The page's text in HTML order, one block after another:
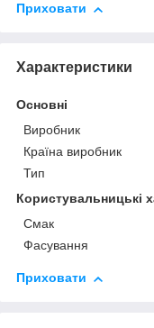
Приховати
Характеристики
Основні
Виробник
Країна виробник
Тип
Користувальницькі
Смак
Фасування
Приховати